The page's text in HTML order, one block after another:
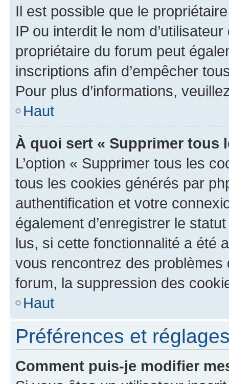
Il est possible que le
IP ou interdit le nom
propriétaire du forum peut
inscriptions afin d’empêcher
Pour plus d’informations,
Haut
À quoi sert « Supprimer tous
L’option « Supprimer tous les
tous les cookies générés par
authentification et votre
également d’enregistrer le
lus, si cette fonctionnalité a été
vous rencontrez des
forum, la suppression des
Haut
Préférences et
Comment puis-je modifier